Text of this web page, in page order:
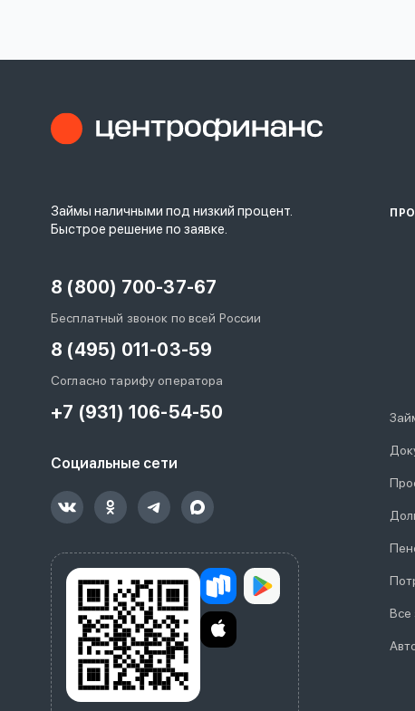
Займы наличными под низкий процент.
Быстрое решение по заявке.
8 (800) 700-37-67
Бесплатный звонок по всей России
8 (495) 011-03-59
Согласно тарифу оператора
+7 (931) 106-54-50
Социальные сети
Все
Войти под другим номером